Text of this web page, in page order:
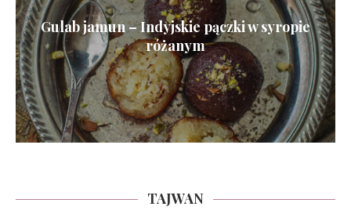
Gulab jamun – Indyjskie pączki w syropie
różanym
TAJWAN